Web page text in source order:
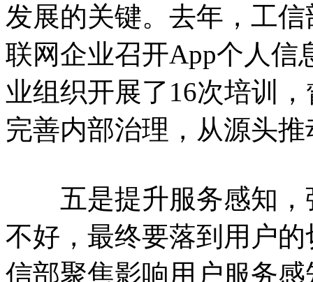
发展的关键。去年，工
联网企业召开App个人信
业组织开展了16次培训
完善内部治理，从源头
五是提升服务感知，
不好，最终要落到用户
信部聚焦影响用户服务